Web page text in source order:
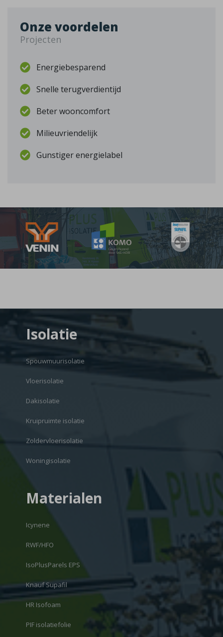
Onze voordelen
Projecten
Energiebesparend
Snelle terugverdientijd
Beter wooncomfort
Milieuvriendelijk
Gunstiger energielabel
Isolatie
Spouwmuurisolatie
Vloerisolatie
Dakisolatie
Kruipruimte isolatie
Zoldervloerisolatie
Woningisolatie
Materialen
Icynene
RWF/HFO
IsoPlusParels EPS
Knauf Supafil
HR Isofoam
PIF isolatiefolie